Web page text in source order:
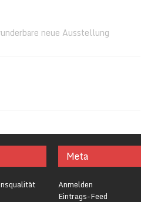
neue Ausstellung
Meta
Anmelden
Eintrags-Feed